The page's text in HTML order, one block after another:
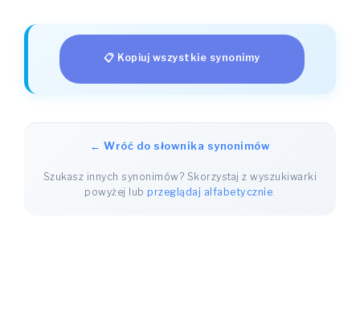
📋 Kopiuj wszystkie synonimy
← Wróć do słownika synonimów
Szukasz innych synonimów? Skorzystaj z wyszukiwarki
powyżej lubprzeglądaj alfabetycznie